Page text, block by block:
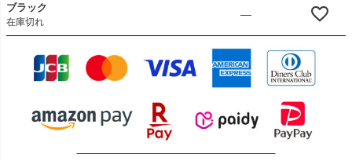
ブラック
在庫切れ
—